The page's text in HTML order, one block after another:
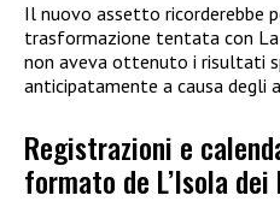
Il nuovo assetto ricorderebbe
trasformazione tentata con La
non aveva ottenuto i risultati
anticipatamente a causa degli
Registrazioni e
formato de L’Isola